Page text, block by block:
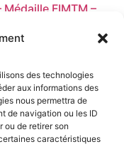
des technologies
aux informations des
nous permettra de
de navigation ou les ID
ou de retirer son
caractéristiques
Médaille FIMTM –
€
au panier